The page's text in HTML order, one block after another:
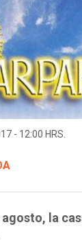
- 12:00 HRS.
agosto, la